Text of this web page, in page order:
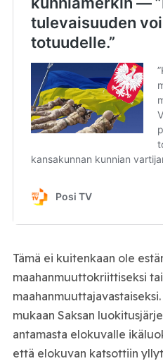
Tämä ei kuitenkaan ole
maahanmuuttokriittiseksi tai
mukaan Saksan
antamasta elokuvalle
että elokuvan katsottiin